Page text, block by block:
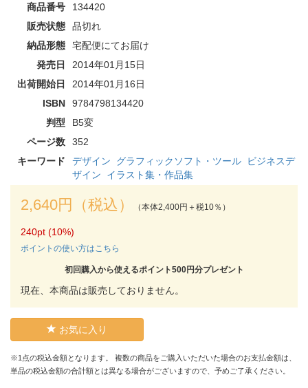
商品番号
134420
販売状態
品切れ
納品形態
宅配便にてお届け
発売日
2014年01月15日
出荷開始日
2014年01月16日
ISBN
9784798134420
判型
B5変
ページ数
352
キーワード
デザイン グラフィックソフト・ツール
ビジネスデ
ザイン
イラスト集・作品集
2,640円（税込） （本体2,400円＋税10％）
240pt (10%)
ポイントの使い方はこちら
初回購入から使えるポイント500円分プレゼント
現在、本商品は販売しておりません。
お気に入り
※1点の税込金額となります。 複数の商品をご購入いただいた場合のお支払金額は、
単品の税込金額の合計額とは異なる場合がございますので、予めご了承ください。